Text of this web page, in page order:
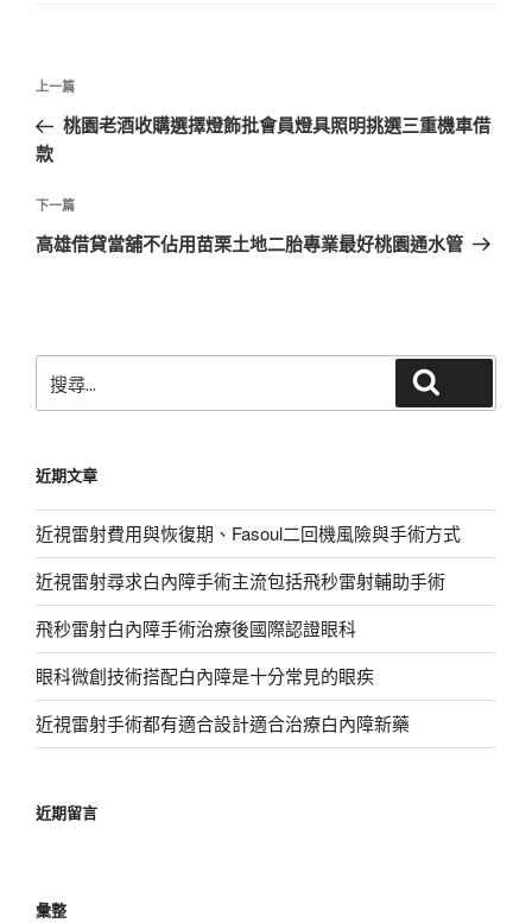
文
導
覽
上
一
篇
章
上一篇
桃園老酒收購選擇燈飾批會員燈具照明挑選三重機車借
款
下
一
下一篇
高雄借貸當舖不佔用苗栗土地二胎專業最好桃園通水管
尋
字:
近期文章
近視雷射費用與恢復期、Fasoul二回機風險與手術方式
近視雷射尋求白內障手術主流包括飛秒雷射輔助手術
飛秒雷射白內障手術治療後國際認證眼科
眼科微創技術搭配白內障是十分常見的眼疾
近視雷射手術都有適合設計適合治療白內障新藥
近期留言
彙整